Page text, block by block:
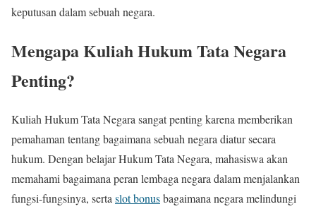
keputusan dalam sebuah negara.
Mengapa Kuliah Hukum Tata Negara
Penting?
Kuliah Hukum Tata Negara sangat penting karena memberikan
pemahaman tentang bagaimana sebuah negara diatur secara
hukum. Dengan belajar Hukum Tata Negara, mahasiswa akan
memahami bagaimana peran lembaga negara dalam menjalankan
fungsi-fungsinya, serta slot bonusbagaimana negara melindungi